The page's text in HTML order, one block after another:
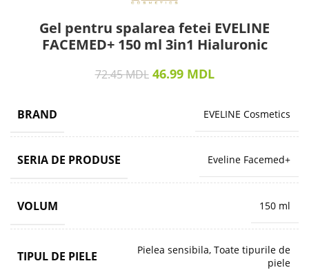
Gel pentru spalarea fetei EVELINE
FACEMED+ 150 ml 3in1 Hialuronic
72.45MDL 46.99 MDL
BRAND EVELINE Cosmetics
SERIA DE PRODUSE Eveline Facemed+
VOLUM 150 ml
TIPUL DE PIELE
Pielea sensibila, Toate tipurile de
piele